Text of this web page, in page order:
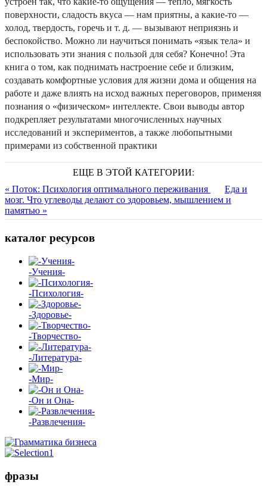
поверхности, сладость вкуса ― нам приятны, а какие-то ―
холод, твердость, горечь и т. д. ― вызывают неприязнь и
беспокойство. Можно ли научиться понимать «язык тела» и
использовать эти знания с пользой для себя? Конечно! Эта
книга о том, как поднимать настроение себе и близким,
создавать комфортные условия для жизни дома и общения на
работе и даже влиять на исход важных переговоров, применяя
познания о «физическом» интеллекте. Свои выводы автор
подкрепляет результатами многочисленных научных
исследований и экспериментов, а также любопытными
примерами из собственной практики
ЕЩЕ В ЭТОЙ КАТЕГОРИИ:
« Поток: Психология оптимального переживания
Еда и
мозг. Что углеводы делают со здоровьем, мышлением и
памятью »
каталог ресурсов
-Учения-
-Психология-
-Здоровье-
-Творчество-
-Литература-
-Мир-
-Он и Она-
-Развлечения-
фразы